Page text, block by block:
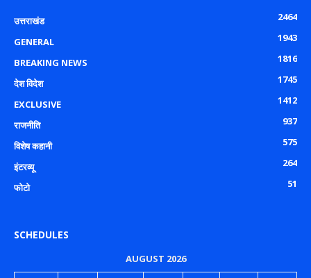
उत्तराखंड
2464
GENERAL
1943
BREAKING NEWS
1816
देश विदेश
1745
EXCLUSIVE
1412
राजनीति
937
विशेष कहानी
575
इंटरव्यू
264
फोटो
51
SCHEDULES
AUGUST 2026